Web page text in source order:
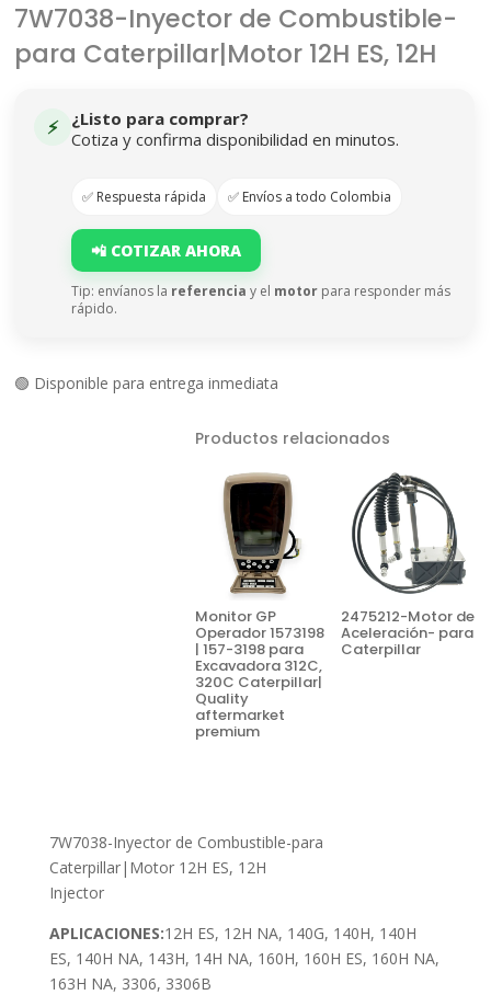
7W7038-Inyector de Combustible-
para Caterpillar|Motor 12H ES, 12H
⚡
¿Listo para comprar?
Cotiza y confirma disponibilidad en minutos.
✅ Respuesta rápida ✅ Envíos a todo Colombia
📲 COTIZAR AHORA
Tip: envíanos la referencia y el motor para responder más
rápido.
🟢 Disponible para entrega inmediata
Productos relacionados
Monitor GP
Operador 1573198
| 157-3198 para
Excavadora 312C,
320C Caterpillar|
Quality
aftermarket
premium
2475212-Motor de
Aceleración- para
Caterpillar
7W7038-Inyector de Combustible-para
Caterpillar|Motor 12H ES, 12H
Injector
APLICACIONES:12H ES, 12H NA, 140G, 140H, 140H
ES, 140H NA, 143H, 14H NA, 160H, 160H ES, 160H NA,
163H NA, 3306, 3306B